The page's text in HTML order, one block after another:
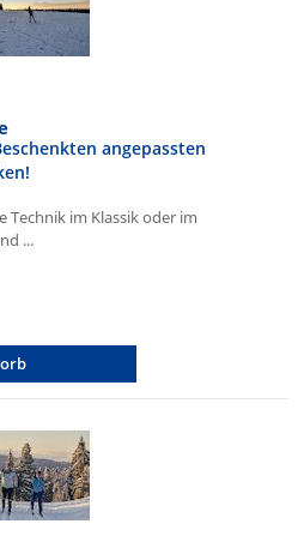
angepassten
Technik im Klassik oder im
...